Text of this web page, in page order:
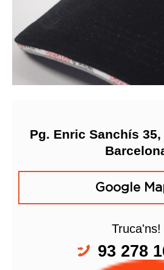
Pg. Enric Sanchís 35,
Google
Truca'ns!
93 278